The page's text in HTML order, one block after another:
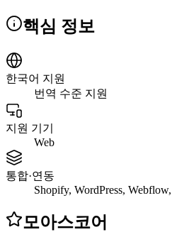
핵심 정보
한국어 지원
번역 수준 지원
지원 기기
Web
통합·연동
Shopify, WordPress,
모아스코어